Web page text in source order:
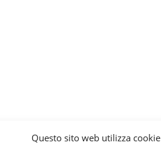
Questo sito web utilizza cookie